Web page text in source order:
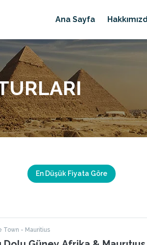
Ana Sayfa
En Düşük Fiyata Göre
Town - Mauritius